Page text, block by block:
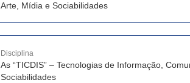
Arte, Mídia e Sociabilidades
Disciplina
As “TICDIS” – Tecnologias de Informação,
Sociabilidades